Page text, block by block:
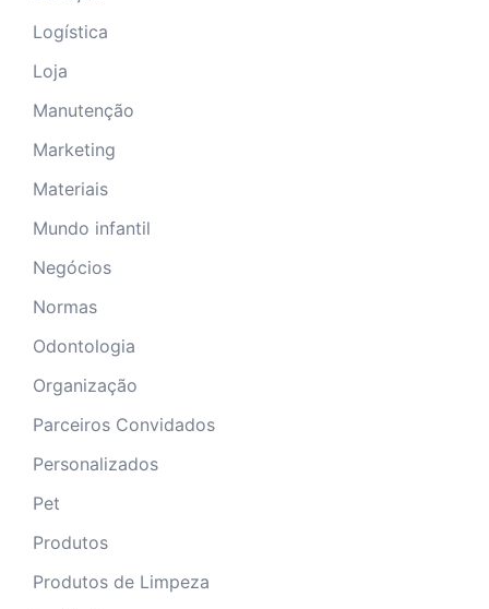
Logística
Loja
Manutenção
Marketing
Materiais
Mundo infantil
Negócios
Normas
Odontologia
Organização
Parceiros Convidados
Personalizados
Pet
Produtos
Produtos de Limpeza